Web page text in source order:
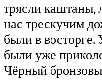
трясли каштаны,
нас трескучим
были в
были уже
Чёрный